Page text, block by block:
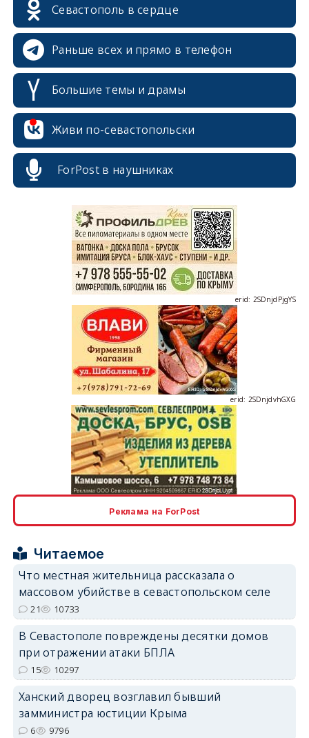
Севастополь в сердце
Раньше всех и прямо в телефон
Большие темы и драмы
Живи по-севастопольски
ForPost в наушниках
erid: 2SDnjdvhGXG
erid: 2SDnjcLUypt
erid: 2SDnjcrDNw6
Реклама на ForPost
Читаемое
Что местная жительница рассказала о
массовом убийстве в севастопольском селе
21 10733
В Севастополе повреждены десятки домов
при отражении атаки БПЛА
15 10297
Ханский дворец возглавил бывший
замминистра юстиции Крыма
6 9796